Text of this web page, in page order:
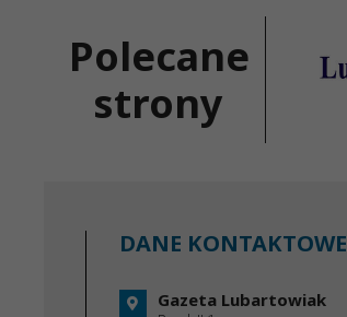
Polecane
strony
DANE KONTAKTOWE
Gazeta Lubartowiak